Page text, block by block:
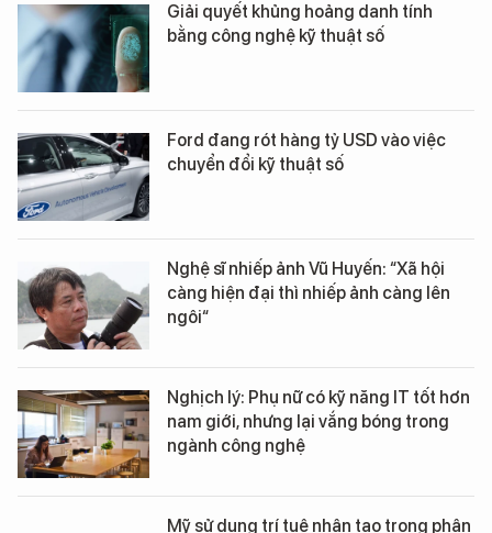
Giải quyết khủng hoảng danh tính
bằng công nghệ kỹ thuật số
Ford đang rót hàng tỷ USD vào việc
chuyển đổi kỹ thuật số
Nghệ sĩ nhiếp ảnh Vũ Huyến: “Xã hội
càng hiện đại thì nhiếp ảnh càng lên
ngôi“
Nghịch lý: Phụ nữ có kỹ năng IT tốt hơn
nam giới, nhưng lại vắng bóng trong
ngành công nghệ
Mỹ sử dụng trí tuệ nhân tạo trong phân